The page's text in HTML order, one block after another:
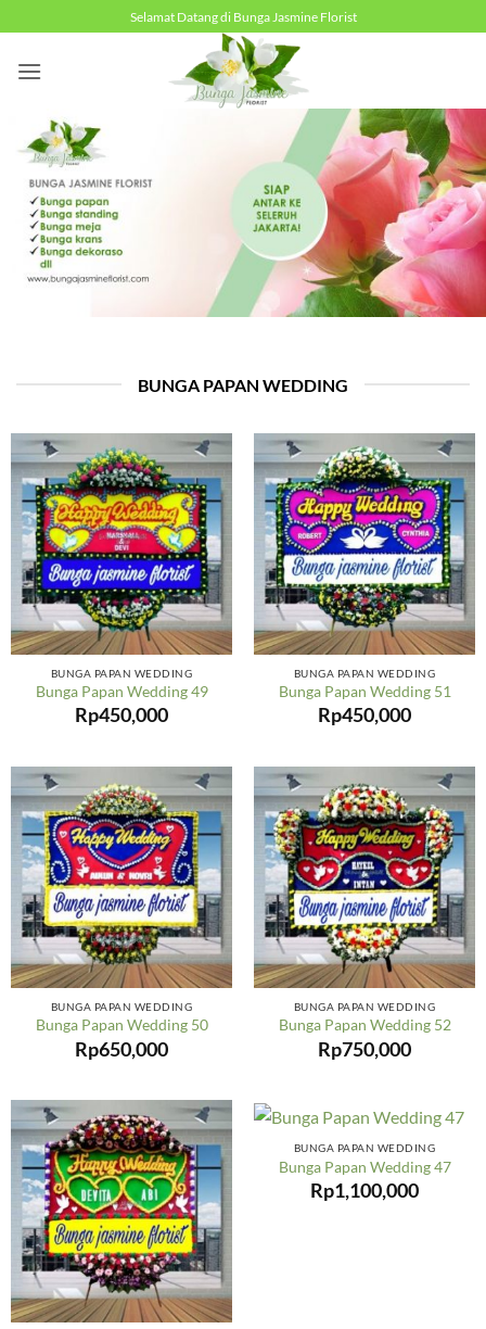
to
content
Selamat Datang di Bunga Jasmine Florist
BUNGA PAPAN WEDDING
BUNGA PAPAN WEDDING
Bunga Papan Wedding 49
Rp450,000
BUNGA PAPAN WEDDING
Bunga Papan Wedding 51
Rp450,000
BUNGA PAPAN WEDDING
Bunga Papan Wedding 50
Rp650,000
BUNGA PAPAN WEDDING
Bunga Papan Wedding 52
Rp750,000
BUNGA PAPAN WEDDING
Bunga Papan Wedding 47
Rp1,100,000